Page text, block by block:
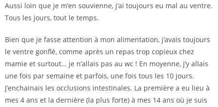
Aussi loin que je m’en souvienne, j’ai toujours eu mal au ventre.
Tous les jours, tout le temps.
Bien que je fasse attention à mon alimentation, j’avais toujours
le ventre gonflé, comme après un repas trop copieux chez
mamie et surtout… je n’allais pas au wc ! En moyenne, j’y allais
une fois par semaine et parfois, une fois tous les 10 jours.
J’enchainais les occlusions intestinales. La première a eu lieu à
mes 4 ans et la dernière (la plus forte) à mes 14 ans où je suis